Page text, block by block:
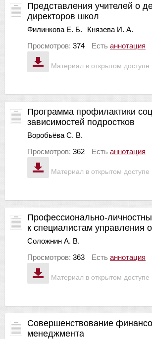
Материал в открытом доступе
Представления учителей о
директоров школ
Филинкова Е. Б.
Князева И. А.
Просмотров: 374 Есть аннотация
Материал в открытом доступе
Программа профилактики
зависимостей подростков
Воробьёва С. В.
Просмотров: 362 Есть аннотация
Материал в открытом доступе
Профессионально-
к специалистам управления
Соложнин А. В.
Просмотров: 363 Есть аннотация
Совершенствование
менеджмента